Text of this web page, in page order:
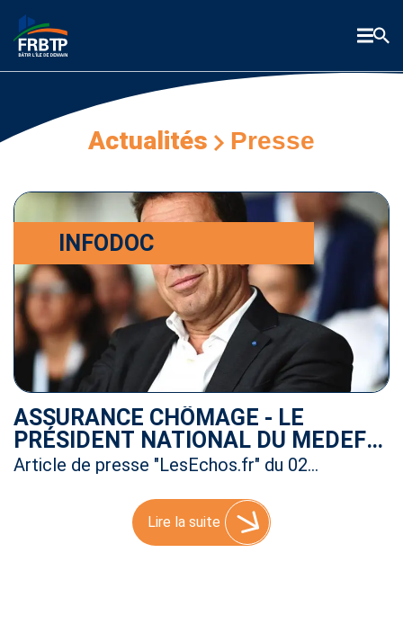
Actualités Presse
INFODOC
ASSURANCE CHÔMAGE - LE
PRÉSIDENT NATIONAL DU MEDEF
SE POSITIONNE
Article de presse "LesEchos.fr" du 02
Lire la suite